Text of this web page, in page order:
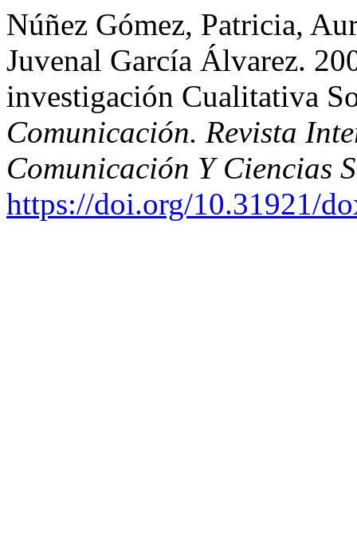
Núñez Gómez, Patricia,
Juvenal García Álvarez.
investigación Cualitativa
Comunicación. Revista
Comunicación Y Ciencias
https://doi.org/10.31921/